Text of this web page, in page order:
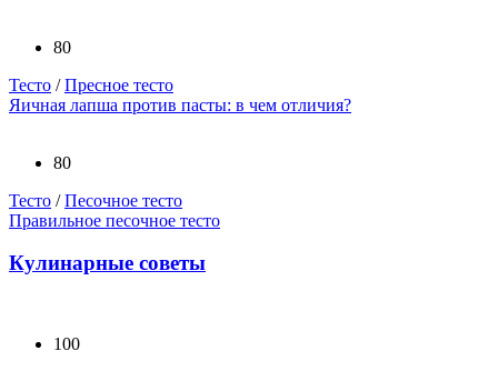
80
Тесто /Пресное тесто
Яичная лапша против пасты: в чем отличия?
80
Тесто /Песочное тесто
Правильное песочное тесто
Кулинарные советы
100